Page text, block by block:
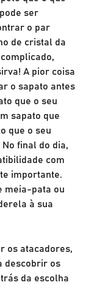
ser
o par
de cristal da
A pior coisa
o sapato antes
que o seu
sapato que
que o seu
final do dia,
com
importante.
meia-pata ou
à sua
os atacadores,
descobrir os
da escolha